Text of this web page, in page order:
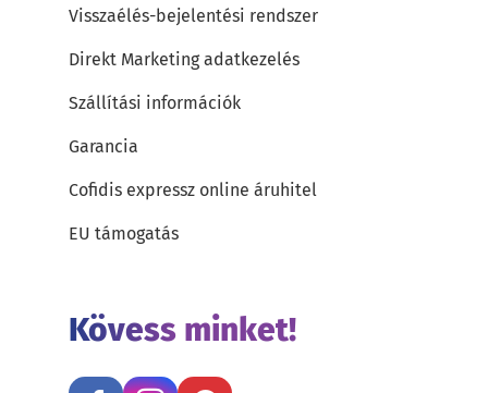
Visszaélés-bejelentési rendszer
Direkt Marketing adatkezelés
Szállítási információk
Garancia
Cofidis expressz online áruhitel
EU támogatás
Kövess minket!